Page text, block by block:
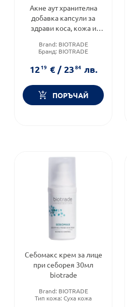
Акне аут хранителна
добавка капсули за
здрави коса, кожа и
Brand: BIOTRADE
Бранд: BIOTRADE
1219 € / 2384 лв.
ПОРЪЧАЙ
Себомакс крем за лице
при себорея 30мл
biotrade
Brand: BIOTRADE
Тип кожа:Суха кожа